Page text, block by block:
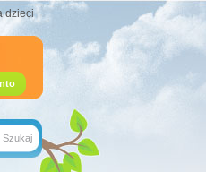
dzieci